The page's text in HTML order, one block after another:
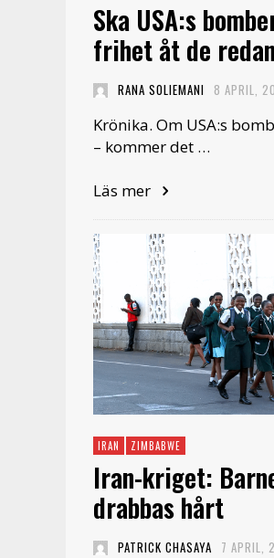
Ska USA:s
frihet åt de
RANA SOLIEMANI 8 APRIL,
Krönika. Om USA:s
– kommer det …
Läs mer
IRAN ZIMBABWE
Iran-kriget:
drabbas hårt
PATRICK CHASAYA 7 APRIL,